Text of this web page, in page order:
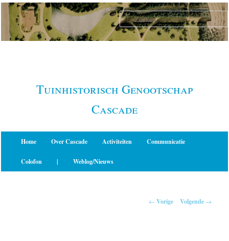
Spring
naar
primaire
Tuinhistorisch Genootschap
Cascade
Home Over Cascade Activiteiten Communicatie
Colofon | Weblog/Nieuws
← Vorige Volgende →